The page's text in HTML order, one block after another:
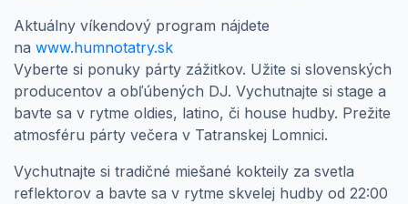
Aktuálny víkendový program nájdete
na www.humnotatry.sk
Vyberte si ponuky párty zážitkov. Užite si slovenských
producentov a obľúbených DJ. Vychutnajte si stage a
bavte sa v rytme oldies, latino, či house hudby. Prežite
atmosféru párty večera v Tatranskej Lomnici.
Vychutnajte si tradičné miešané kokteily za svetla
reflektorov a bavte sa v rytme skvelej hudby od 22:00